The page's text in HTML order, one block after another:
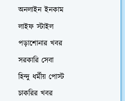
অনলাইন ইনকাম
লাইফ স্টাইল
পড়াশোনার খবর
সরকারি সেবা
হিন্দু ধর্মীয় পোস্ট
চাকরির খবর